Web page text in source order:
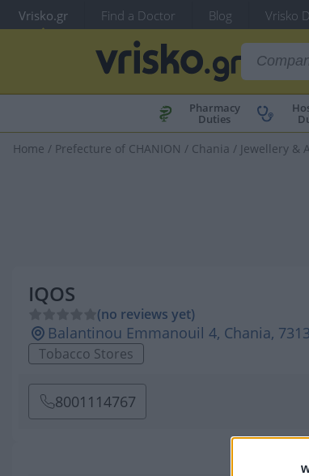
Vrisko.gr Find a Doctor Blog Vrisko
Pharmacy
Duties
Home / Prefecture of CHANION / Chania / Jewellery &
IQOS
(no reviews yet)
Balantinou Emmanouil 4, Chania,
Tobacco Stores
8001114767